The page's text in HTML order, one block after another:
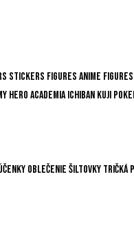
Stickers Figures Anime Figures
Hero Academia Ichiban Kuji
Oblečenie Šiltovky Tričká